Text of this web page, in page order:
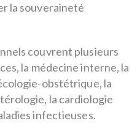
la souveraineté
couvrent plusieurs
la médecine interne, la
obstétrique, la
la cardiologie
infectieuses.